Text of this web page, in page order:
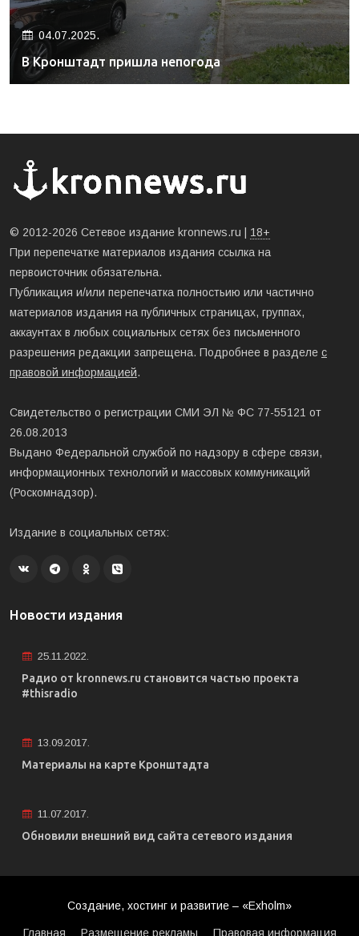
04.07.2025.
В Кронштадт пришла непогода
© 2012-2026 Сетевое издание kronnews.ru | 18+
При перепечатке материалов издания ссылка на
первоисточник обязательна.
Публикация и/или перепечатка полностьию или частично
материалов издания на публичных страницах, группах,
аккаунтах в любых социальных сетях без письменного
разрешения редакции запрещена. Подробнее в разделе с
правовой информацией.
Свидетельство о регистрации СМИ ЭЛ № ФС 77-55121 от
26.08.2013
Выдано Федеральной службой по надзору в сфере связи,
информационных технологий и массовых коммуникаций
(Роскомнадзор).
Издание в социальных сетях:
Новости издания
25.11.2022.
Радио от kronnews.ru становится частью проекта
#thisradio
13.09.2017.
Материалы на карте Кронштадта
11.07.2017.
Обновили внешний вид сайта сетевого издания
Создание, хостинг и развитие – «Exholm»
Главная Размещение рекламы
Правовая информация